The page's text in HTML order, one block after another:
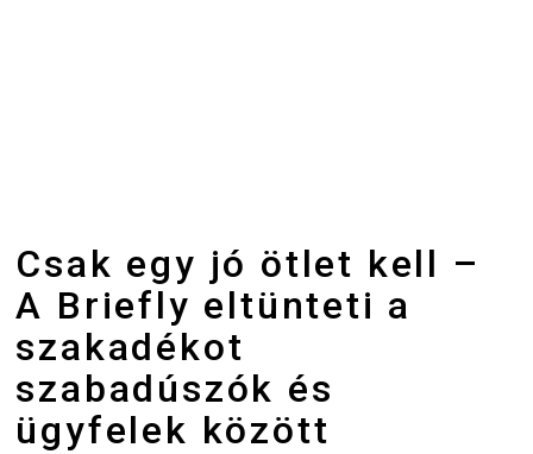
Csak egy jó ötlet kell –
A Briefly eltünteti a
szakadékot
szabadúszók és
ügyfelek között